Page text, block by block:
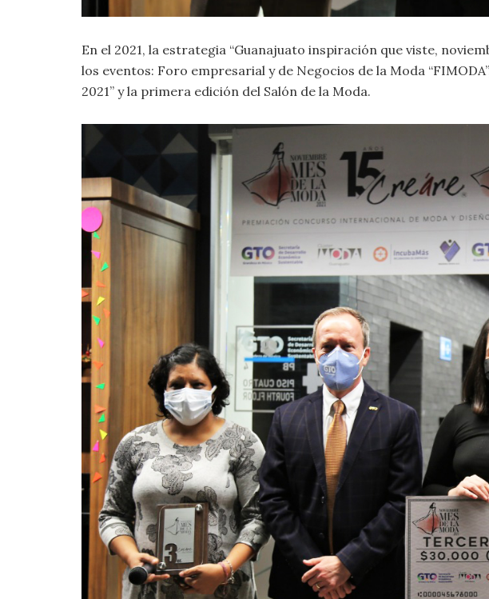
En el 2021, la estrategia “Guanajuato inspiración que viste,
los eventos: Foro empresarial y de Negocios de la Moda
2021” y la primera edición del Salón de la Moda.